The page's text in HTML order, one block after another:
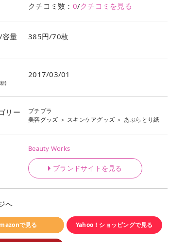
クチコミ数： 0/クチコミを見る
/容量 385円/70枚
)
2017/03/01
リー
プチプラ
美容グッズ ＞ スキンケアグッズ ＞ あぶらとり紙
Beauty Works
ブランドサイトを見る
へ
で見る Yahoo！ショッピングで見る